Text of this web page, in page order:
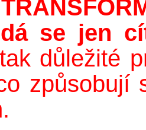
se jen
důležité
způsobují